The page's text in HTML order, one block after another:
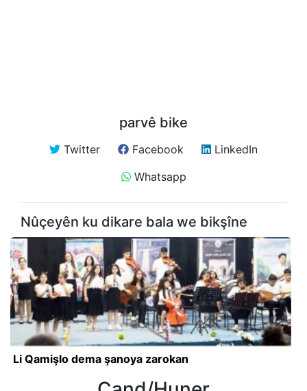
parvê bike
Twitter Facebook
LinkedIn
Whatsapp
Nûçeyên ku dikare bala we bikşîne
Li Qamişlo dema şanoya zarokan